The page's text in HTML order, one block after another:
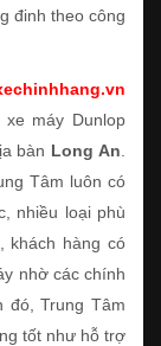
đinh theo công
máy Dunlop
bàn Long An
Tâm luôn có
nhiều loại phù
khách hàng có
nhờ các chính
đó, Trung Tâm
tốt như hỗ trợ